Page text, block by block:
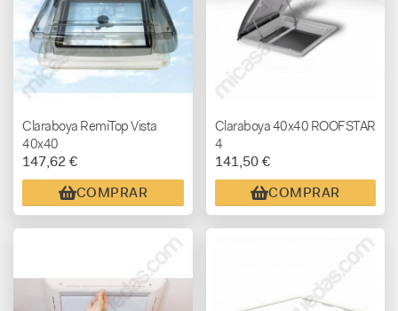
Claraboya RemiTop Vista
40x40
147,62 €
COMPRAR
Claraboya 40x40 ROOFSTAR
4
141,50 €
COMPRAR